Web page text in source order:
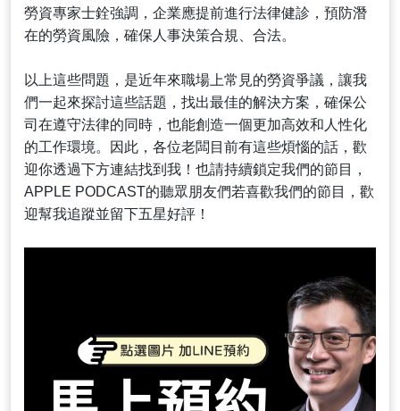
勞資專家士銓強調，企業應提前進行法律健診，預防潛
在的勞資風險，確保人事決策合規、合法。
以上這些問題，是近年來職場上常見的勞資爭議，讓我
們一起來探討這些話題，找出最佳的解決方案，確保公
司在遵守法律的同時，也能創造一個更加高效和人性化
的工作環境。因此，各位老闆目前有這些煩惱的話，歡
迎你透過下方連結找到我！也請持續鎖定我們的節目，
APPLE PODCAST的聽眾朋友們若喜歡我們的節目，歡
迎幫我追蹤並留下五星好評！